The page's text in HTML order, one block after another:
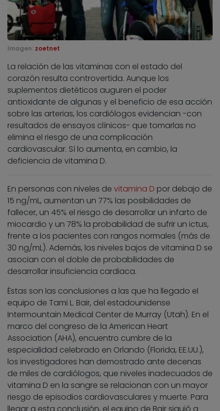
Imagen: zoetnet
La relación de las vitaminas con el estado del
corazón resulta controvertida. Aunque los
suplementos dietéticos auguren el poder
antioxidante de algunas y el beneficio de esa acción
sobre las arterias, los cardiólogos evidencian -con
resultados de ensayos clínicos- que tomarlas no
elimina el riesgo de una complicación
cardiovascular. Sí lo aumenta, en cambio, la
deficiencia de vitamina D.
En personas con niveles de vitamina D por debajo de
15 ng/mL, aumentan un 77% las posibilidades de
fallecer, un 45% el riesgo de desarrollar un infarto de
miocardio y un 78% la probabilidad de sufrir un ictus,
frente a los pacientes con rangos normales (más de
30 ng/mL). Además, los niveles bajos de vitamina D se
asocian con el doble de probabilidades de
desarrollar insuficiencia cardiaca.
Éstas son las conclusiones a las que ha llegado el
equipo de Tami L. Bair, del estadounidense
Intermountain Medical Center de Murray (Utah). En el
marco del congreso de la American Heart
Association (AHA), encuentro cumbre de la
especialidad celebrado en Orlando (Florida, EE.UU.),
los investigadores han demostrado ante decenas
de miles de cardiólogos, que niveles inadecuados de
vitamina D en la sangre se relacionan con un mayor
riesgo de episodios cardiovasculares y muerte. Para